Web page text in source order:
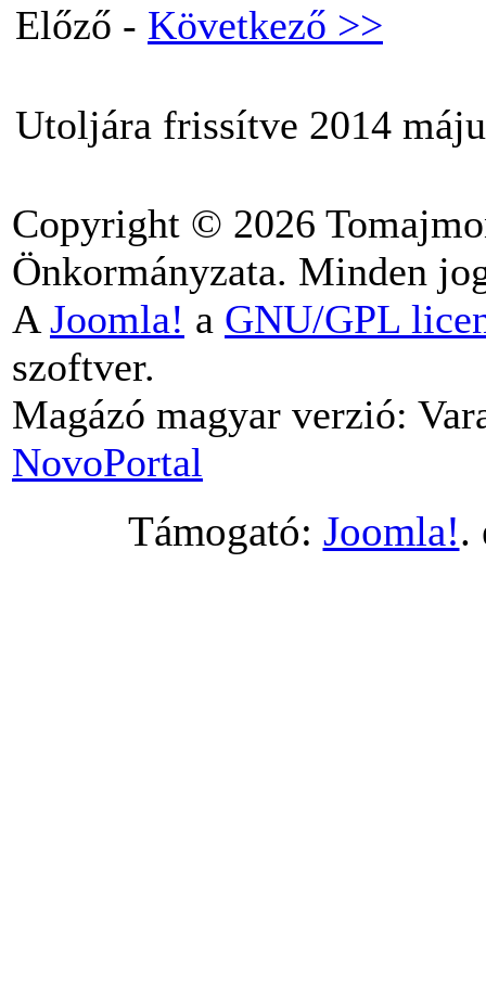
Előző - Következő >>
Utoljára frissítve 2014
Copyright © 2026
Önkormányzata. Minden
A Joomla! a GNU/GPL
szoftver.
Magázó magyar verzió:
NovoPortal
Támogató: Joomla!.